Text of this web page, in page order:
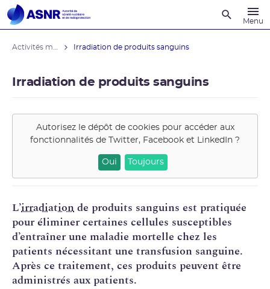
Menu
Irradiation de produits sanguins
Irradiation de produits sanguins
Autorisez le dépôt de cookies pour accéder aux
fonctionnalités de Twitter, Facebook et LinkedIn ?
Oui Toujours
L’irradiationde produits sanguins est pratiquée
pour éliminer certaines cellules susceptibles
d’entraîner une maladie mortelle chez les
patients nécessitant une transfusion sanguine.
Après ce traitement, ces produits peuvent être
administrés aux patients.